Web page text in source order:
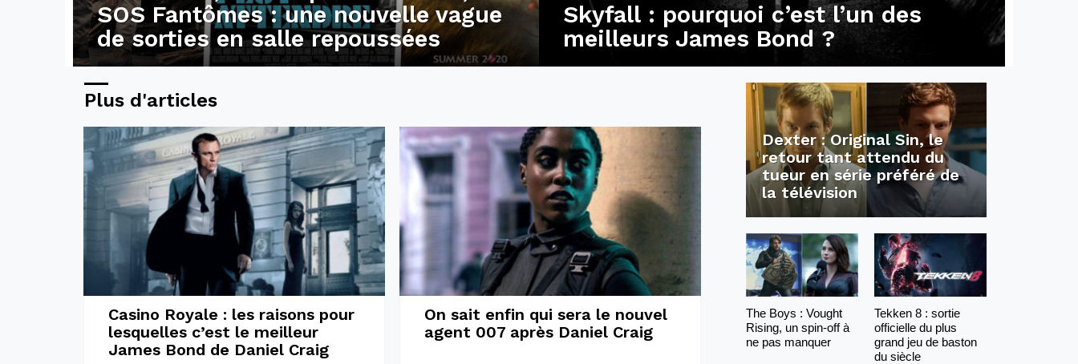
SOS Fantômes : une nouvelle vague
de sorties en salle repoussées
Skyfall : pourquoi c’est l’un des
meilleurs James Bond ?
Plus d'articles
Casino Royale : les raisons pour
lesquelles c’est le meilleur
James Bond de Daniel Craig
On sait enfin qui sera le nouvel
agent 007 après Daniel Craig
Dexter : Original Sin, le
retour tant attendu du
tueur en série préféré de
la télévision
The Boys : Vought
Rising, un spin-off à
ne pas manquer
Tekken 8 : sortie
officielle du plus
grand jeu de baston
du siècle